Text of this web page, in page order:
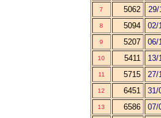
7 5062 29/
8 5094 02/
9 5207 06/
10 5411 13/
11 5715 27/
12 6451 31/
13 6586 07/